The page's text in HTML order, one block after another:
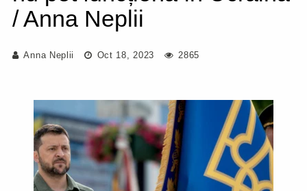
/ Anna Neplii
Anna Neplii Oct 18, 2023 2865